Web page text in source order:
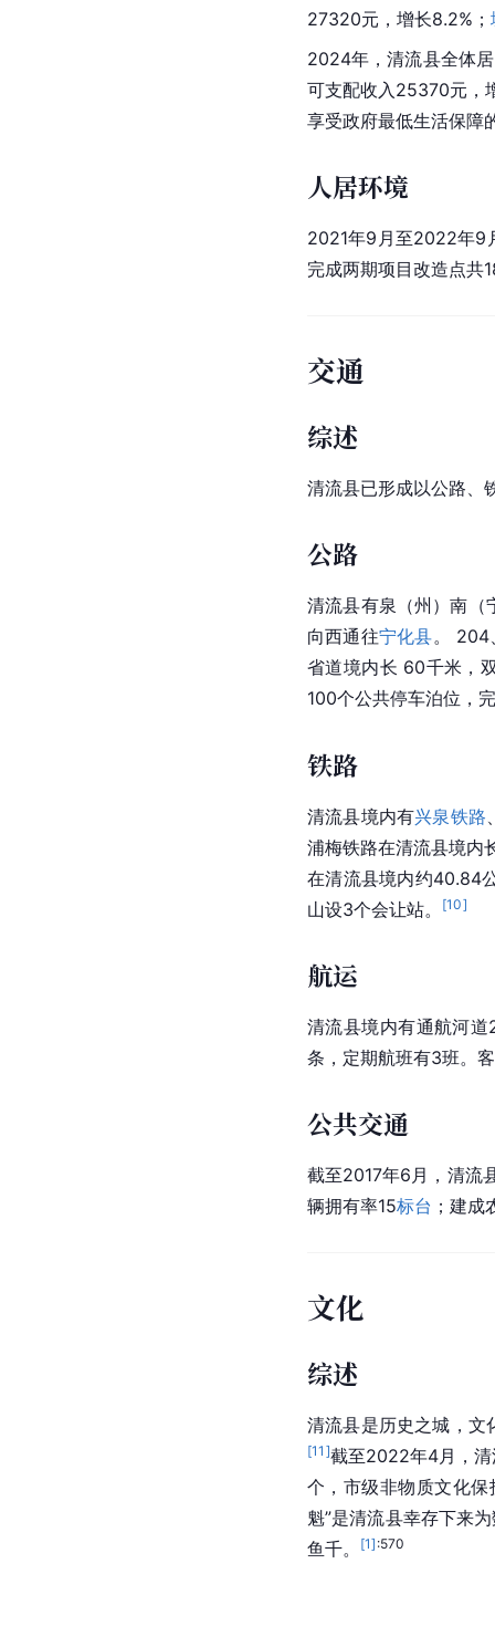
27320元，增长8.2%；
2024年，清流县全体
可支配收入25370元，
享受政府最低生活保障
人居环境
2021年9月至2022年9
完成两期项目改造点共
交通
综述
清流县已形成以公路、
公路
清流县有泉（州）南（
向西通往宁化县。 204
省道境内长 60千米，
100个公共停车泊位，
铁路
清流县境内有兴泉铁路
浦梅铁路在清流县境内
在清流县境内约40.84
山设3个会让站。 [10]
航运
清流县境内有通航河
条，定期航班有3班。
公共交通
截至2017年6月，清流
辆拥有率15标台 ；建
文化
综述
清流县是历史之城，文
[11 ]截至2022年4月，清
个，市级非物质文化
魁”是清流县幸存下来
鱼千。
[1] :570